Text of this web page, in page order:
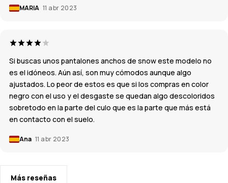
MARIA 11 abr 2023
Si buscas unos pantalones anchos de snow este modelo no
es el idóneos. Aún así, son muy cómodos aunque algo
ajustados. Lo peor de estos es que si los compras en color
negro con el uso y el desgaste se quedan algo descoloridos
sobretodo en la parte del culo que es la parte que más está
en contacto con el suelo.
Ana 11 abr 2023
Más reseñas